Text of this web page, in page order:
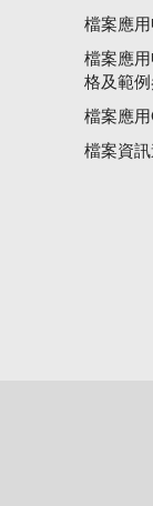
檔案應
檔案應
格及範
檔案應
檔案資